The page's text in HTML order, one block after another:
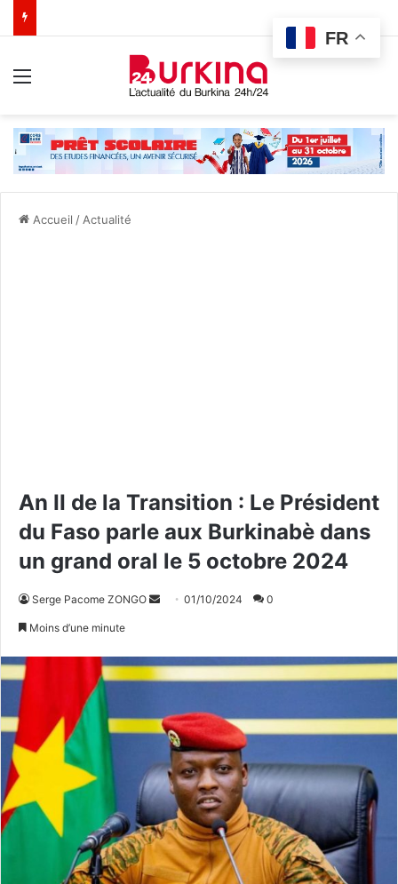
Accueil / Actualité
An II de la Transition : Le Président
du Faso parle aux Burkinabè dans
un grand oral le 5 octobre 2024
Serge Pacome ZONGO
o
y
r
n
c
o
u
r
01/10/2024 0
Moins d’une minute
FR